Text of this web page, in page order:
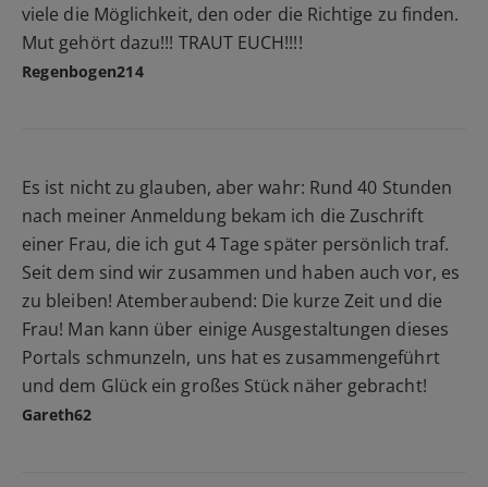
viele die Möglichkeit, den oder die Richtige zu finden.
Mut gehört dazu!!! TRAUT EUCH!!!!
Regenbogen214
Es ist nicht zu glauben, aber wahr: Rund 40 Stunden
nach meiner Anmeldung bekam ich die Zuschrift
einer Frau, die ich gut 4 Tage später persönlich traf.
Seit dem sind wir zusammen und haben auch vor, es
zu bleiben! Atemberaubend: Die kurze Zeit und die
Frau! Man kann über einige Ausgestaltungen dieses
Portals schmunzeln, uns hat es zusammengeführt
und dem Glück ein großes Stück näher gebracht!
Gareth62